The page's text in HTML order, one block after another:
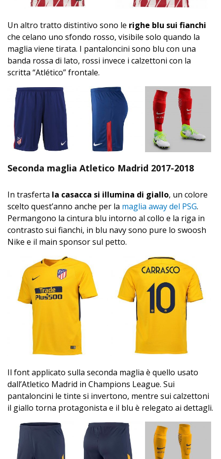
Un altro tratto distintivo sono le righe blu sui fianchi
che celano uno sfondo rosso, visibile solo quando la
maglia viene tirata. I pantaloncini sono blu con una
banda rossa di lato, rossi invece i calzettoni con la
scritta “Atlético” frontale.
Seconda maglia Atletico Madrid 2017-2018
In trasferta la casacca si illumina di giallo, un colore
scelto quest’anno anche per la maglia away del PSG.
Permangono la cintura blu intorno al collo e la riga in
contrasto sui fianchi, in blu navy sono pure lo swoosh
Nike e il main sponsor sul petto.
Il font applicato sulla seconda maglia è quello usato
dall’Atletico Madrid in Champions League. Sui
pantaloncini le tinte si invertono, mentre sui calzettoni
il giallo torna protagonista e il blu è relegato ai dettagli.